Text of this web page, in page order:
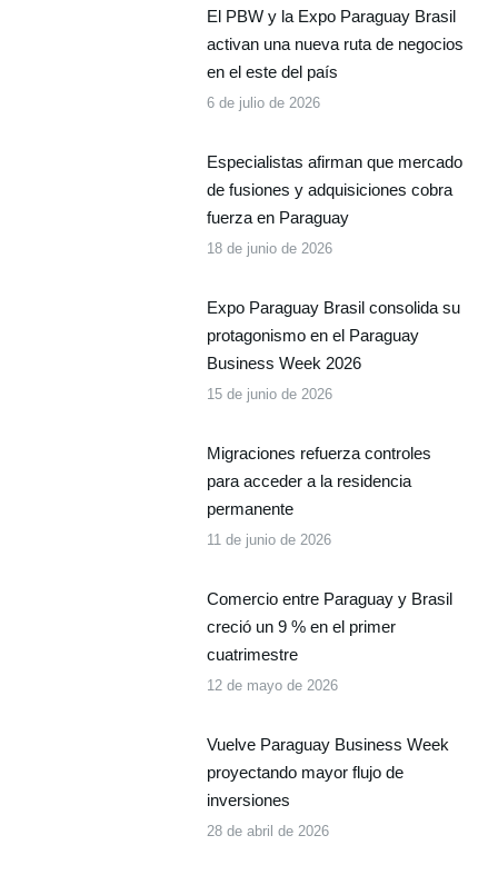
El PBW y la Expo Paraguay Brasil
activan una nueva ruta de negocios
en el este del país
6 de julio de 2026
Especialistas afirman que mercado
de fusiones y adquisiciones cobra
fuerza en Paraguay
18 de junio de 2026
Expo Paraguay Brasil consolida su
protagonismo en el Paraguay
Business Week 2026
15 de junio de 2026
Migraciones refuerza controles
para acceder a la residencia
permanente
11 de junio de 2026
Comercio entre Paraguay y Brasil
creció un 9 % en el primer
cuatrimestre
12 de mayo de 2026
Vuelve Paraguay Business Week
proyectando mayor flujo de
inversiones
28 de abril de 2026